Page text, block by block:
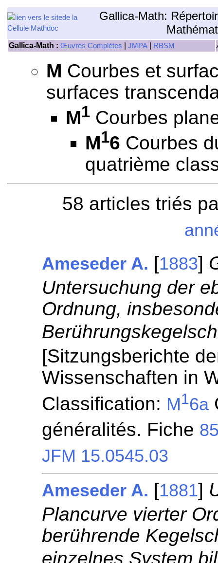
Gallica-Math:
Gallica-Math : Œuvres Complètes JMPA RBSM
M Courbes et
surfaces
M1 Courbes
M16 Courbes
quatrième
58 articles triés
Ameseder A. [1883]
Untersuchung der
Ordnung,
[Sitzungsberichte
Wissenschaften in
Classification: M16a
généralités. Fiche
JFM 15.0545.03
Ameseder A. [1881]
Plancurve vierter
berührende
einzelnes System